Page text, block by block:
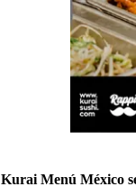
Kurai Menú México